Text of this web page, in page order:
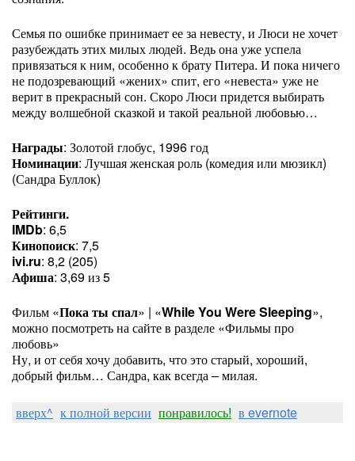
Семья по ошибке принимает ее за невесту, и Люси не хочет
разубеждать этих милых людей. Ведь она уже успела
привязаться к ним, особенно к брату Питера. И пока ничего
не подозревающий «жених» спит, его «невеста» уже не
верит в прекрасный сон. Скоро Люси придется выбирать
между волшебной сказкой и такой реальной любовью…
Награды: Золотой глобус, 1996 год
Номинации: Лучшая женская роль (комедия или мюзикл)
(Сандра Буллок)
Рейтинги.
IMDb: 6,5
Кинопоиск: 7,5
ivi.ru: 8,2 (205)
Афиша: 3,69 из 5
Фильм «Пока ты спал» | «While You Were Sleeping»,
можно посмотреть на сайте в разделе «Фильмы про
любовь»
Ну, и от себя хочу добавить, что это старый, хороший,
добрый фильм… Сандра, как всегда – милая.
вверх^ к полной версии понравилось! в evernote